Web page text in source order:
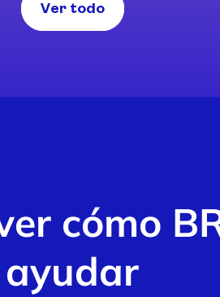
Ver todo
cómo
ayudar